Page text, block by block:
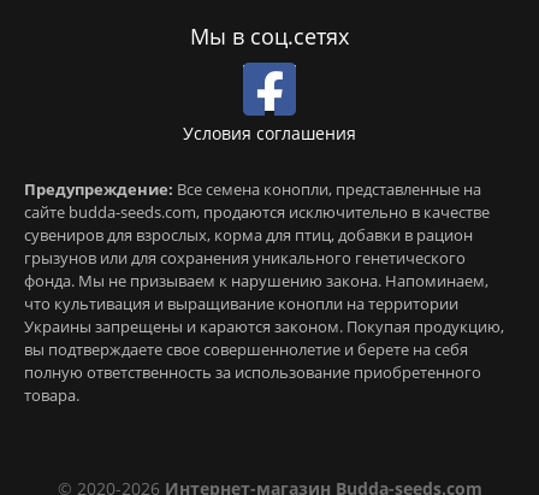
Мы в соц.сетях
Условия соглашения
Предупреждение: Все семена конопли, представленные на
сайте budda-seeds.com, продаются исключительно в качестве
сувениров для взрослых, корма для птиц, добавки в рацион
грызунов или для сохранения уникального генетического
фонда. Мы не призываем к нарушению закона. Напоминаем,
что культивация и выращивание конопли на территории
Украины запрещены и караются законом. Покупая продукцию,
вы подтверждаете свое совершеннолетие и берете на себя
полную ответственность за использование приобретенного
товара.
© 2020-2026 Интернет-магазин Budda-seeds.com